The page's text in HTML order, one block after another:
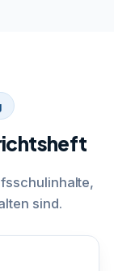
sind.